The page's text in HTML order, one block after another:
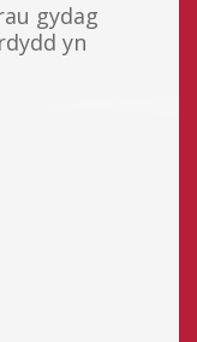
gydag
yn